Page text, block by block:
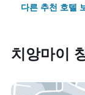
다른 추천 호텔
치앙마이